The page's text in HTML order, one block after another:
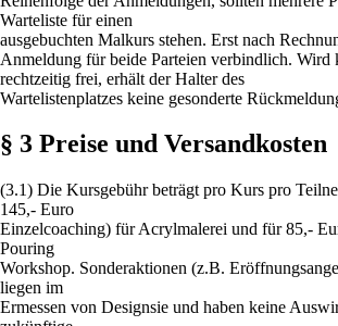
Warteliste für einen
ausgebuchten Malkurs stehen. Erst nach
Anmeldung für beide Parteien verbindlich. Wird
rechtzeitig frei, erhält der Halter des
Wartelistenplatzes keine gesonderte
§ 3 Preise und Versandkosten
(3.1) Die Kursgebühr beträgt pro Kurs pro
145,- Euro
Einzelcoaching) für Acrylmalerei und für 85,-
Pouring
Workshop. Sonderaktionen (z.B.
liegen im
Ermessen von Designsie und haben keine